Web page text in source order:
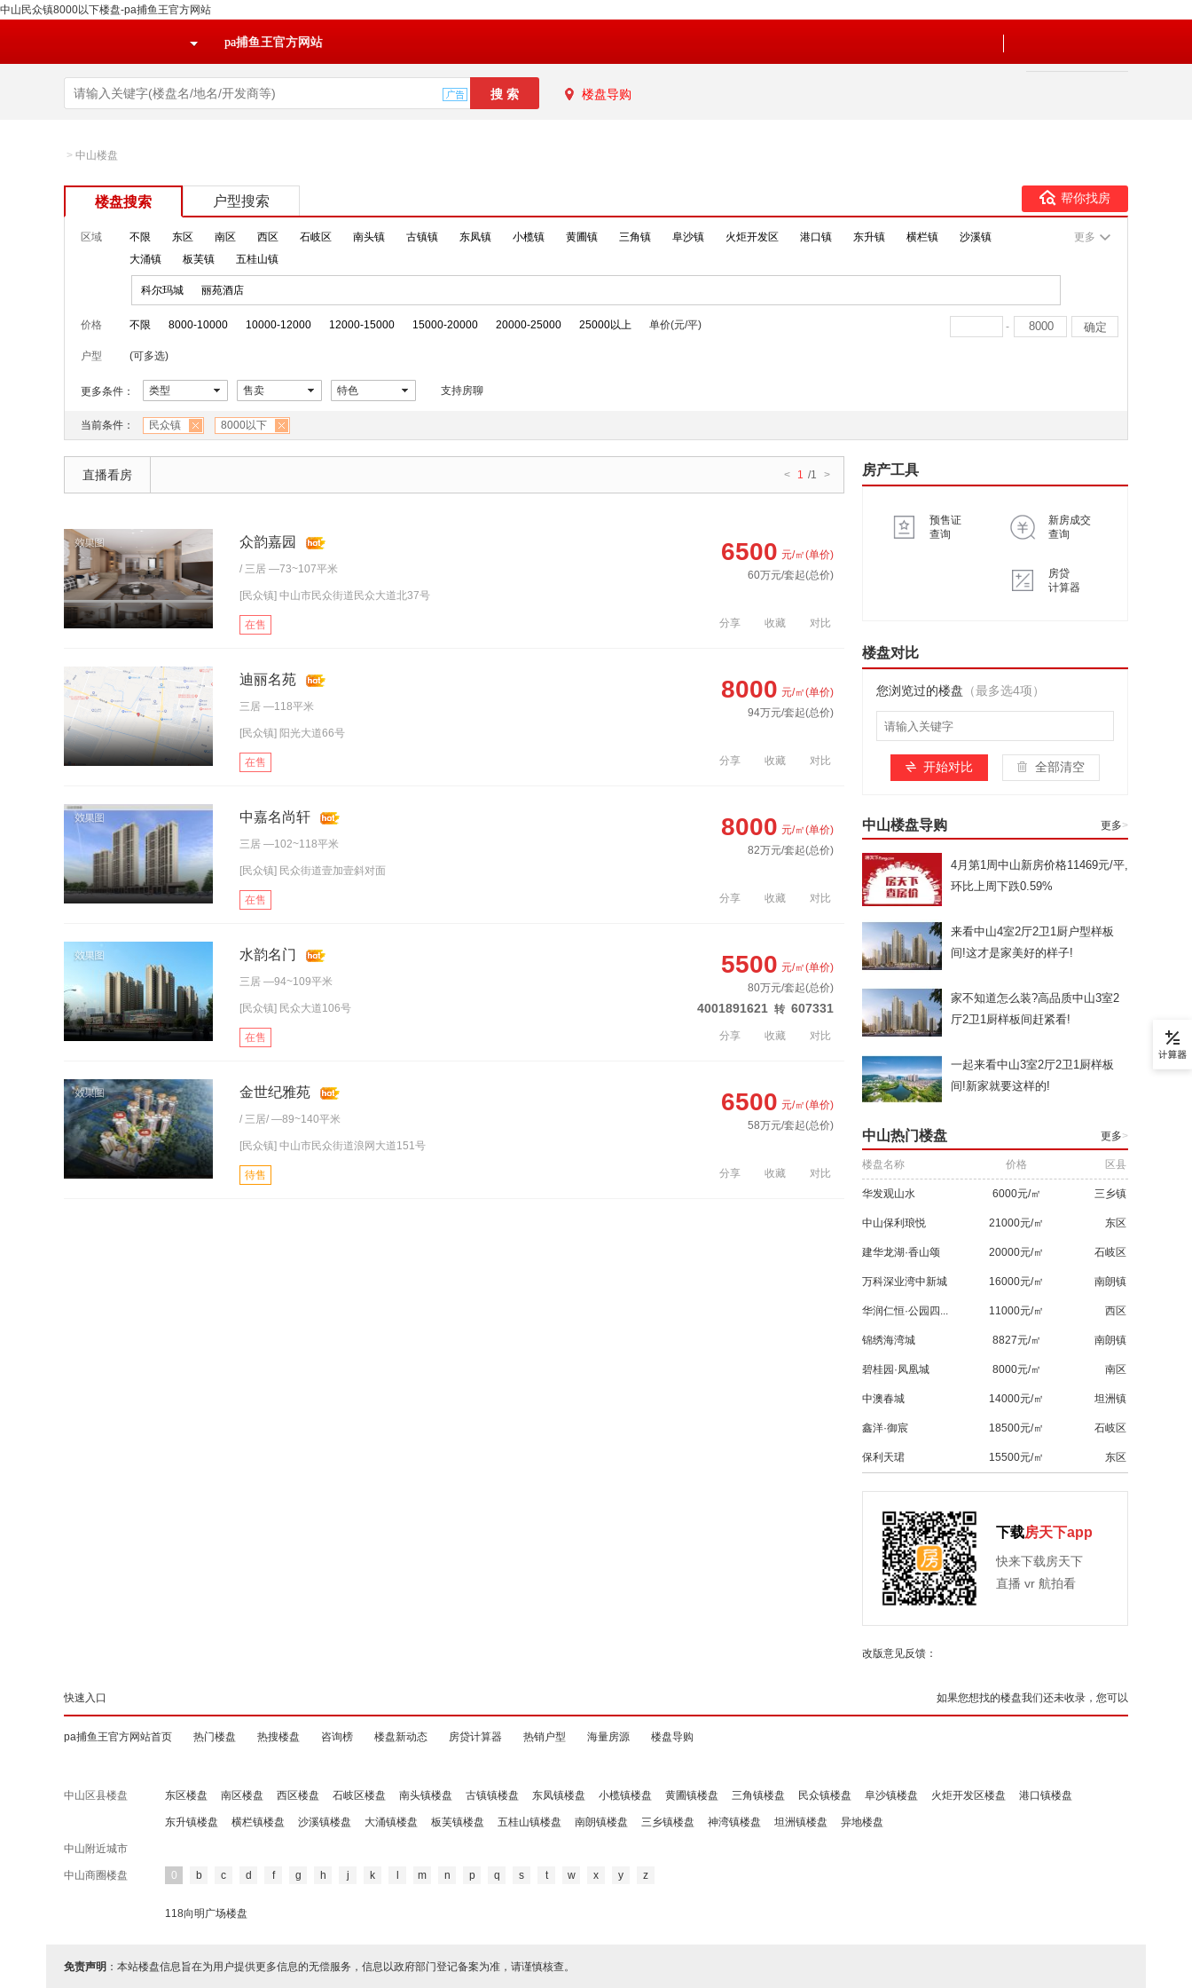
中山民众镇8000以下楼盘-pa捕鱼王官方网站
pa捕鱼王官方网站
楼盘导购
> 中山楼盘
楼盘搜索 户型搜索 帮你找房
区域 不限 东区 南区 西区 石岐区 南头镇 古镇镇 东凤镇 小榄镇 黄圃镇 三角镇 阜沙镇 火炬开发区 港口镇 东升镇 横栏镇
沙溪镇
大涌镇
板芙镇 五桂山镇
更多
科尔玛城 丽苑酒店
价格 不限 8000-10000 10000-12000 12000-15000 15000-20000 20000-25000 25000以上 单价(元/平) -
户型 (可多选)
更多条件： 类型 售卖 特色 支持房聊
当前条件： 民众镇 8000以下
直播看房 < 1 /1 >
众韵嘉园
/ 三居 —73~107平米
[民众镇] 中山市民众街道民众大道北37号
在售
6500 元/㎡(单价)
60万元/套起(总价)
分享 收藏 对比
迪丽名苑
三居 —118平米
[民众镇] 阳光大道66号
在售
8000 元/㎡(单价)
94万元/套起(总价)
分享 收藏 对比
中嘉名尚轩
三居 —102~118平米
[民众镇] 民众街道壹加壹斜对面
在售
8000 元/㎡(单价)
82万元/套起(总价)
分享 收藏 对比
水韵名门
三居 —94~109平米
[民众镇] 民众大道106号 4001891621 转 607331
在售
5500 元/㎡(单价)
80万元/套起(总价)
分享 收藏 对比
金世纪雅苑
/ 三居/ —89~140平米
[民众镇] 中山市民众街道浪网大道151号
待售
6500 元/㎡(单价)
58万元/套起(总价)
分享 收藏 对比
房产工具
预售证
查询
新房成交
查询
房贷
计算器
楼盘对比
您浏览过的楼盘 （最多选4项）
开始对比 全部清空
中山楼盘导购 更多>
4月第1周中山新房价格11469元/平,
环比上周下跌0.59%
来看中山4室2厅2卫1厨户型样板
间!这才是家美好的样子!
家不知道怎么装?高品质中山3室2
厅2卫1厨样板间赶紧看!
一起来看中山3室2厅2卫1厨样板
间!新家就要这样的!
中山热门楼盘 更多>
楼盘名称 价格 区县
华发观山水 6000元/㎡ 三乡镇
中山保利琅悦 21000元/㎡ 东区
建华龙湖·香山颂 20000元/㎡ 石岐区
万科深业湾中新城 16000元/㎡ 南朗镇
华润仁恒·公园四... 11000元/㎡ 西区
锦绣海湾城 8827元/㎡ 南朗镇
碧桂园·凤凰城 8000元/㎡ 南区
中澳春城 14000元/㎡ 坦洲镇
鑫洋·御宸 18500元/㎡ 石岐区
保利天珺 15500元/㎡ 东区
下载房天下app
快来下载房天下
直播 vr 航拍看
改版意见反馈：
如果您想找的楼盘我们还未收录，您可以
快速入口
pa捕鱼王官方网站首页 热门楼盘 热搜楼盘 咨询榜 楼盘新动态 房贷计算器 热销户型 海量房源 楼盘导购
中山区县楼盘 东区楼盘 南区楼盘 西区楼盘 石岐区楼盘 南头镇楼盘 古镇镇楼盘 东凤镇楼盘 小榄镇楼盘 黄圃镇楼盘 三角镇楼盘 民众镇楼盘 阜沙镇楼盘 火炬开发区楼盘 港口镇楼盘
东升镇楼盘 横栏镇楼盘 沙溪镇楼盘 大涌镇楼盘 板芙镇楼盘 五桂山镇楼盘 南朗镇楼盘 三乡镇楼盘 神湾镇楼盘 坦洲镇楼盘 异地楼盘
中山附近城市
中山商圈楼盘 0 b c d f g h j k m n p q s t w x y z
118向明广场楼盘
免责声明 ：本站楼盘信息旨在为用户提供更多信息的无偿服务，信息以政府部门登记备案为准，请谨慎核查。